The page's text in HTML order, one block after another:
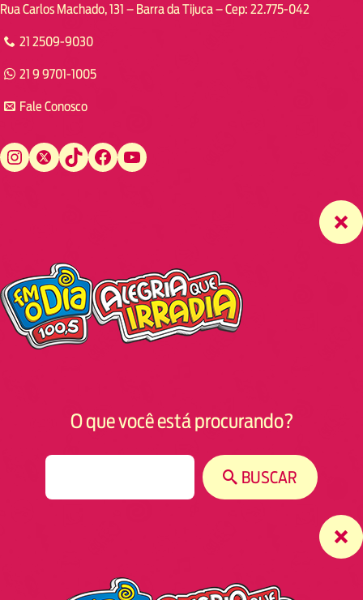
Rua Carlos Machado, 131 – Barra da Tijuca – Cep: 22.775-042
21 2509-9030
21 9 9701-1005
Fale Conosco
Instagram Twitter TikTok Facebook YouTube
O que você está procurando?
BUSCAR